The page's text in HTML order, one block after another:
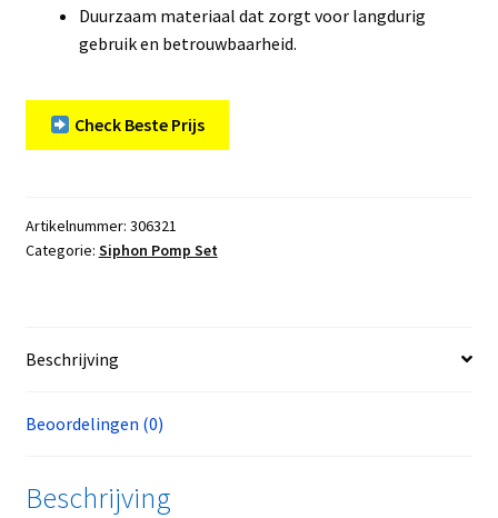
Duurzaam materiaal dat zorgt voor langdurig
gebruik en betrouwbaarheid.
Check Beste Prijs
Artikelnummer: 306321
Categorie: Siphon Pomp Set
Beschrijving
Beoordelingen (0)
Beschrijving